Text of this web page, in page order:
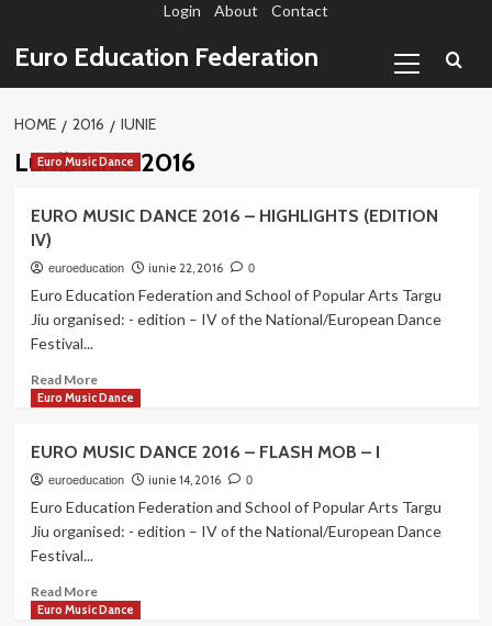
conținut
Login About Contact
Euro Education Federation
Menu
HOME 2016 IUNIE
Lună:iunie 2016
Euro Music Dance
EURO MUSIC DANCE 2016 – HIGHLIGHTS (EDITION
IV)
euroeducation iunie 22, 2016 0
Euro Education Federation and School of Popular Arts Targu
Jiu organised: - edition – IV of the National/European Dance
Festival...
Read MoreRead
more
MUSIC
DANCE
2016
Euro Music Dance
EURO MUSIC DANCE 2016 – FLASH MOB – I
euroeducation iunie 14, 2016 0
Euro Education Federation and School of Popular Arts Targu
Jiu organised: - edition – IV of the National/European Dance
Festival...
Read MoreRead
more
Euro Music Dance